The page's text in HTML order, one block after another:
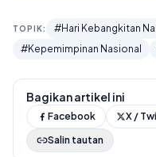
TOPIK: #Hari Kebangkitan
#Kepemimpinan Nasional
Bagikan artikel ini
Facebook X /
Salin tautan